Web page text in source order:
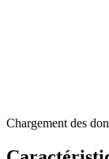
Chargement des